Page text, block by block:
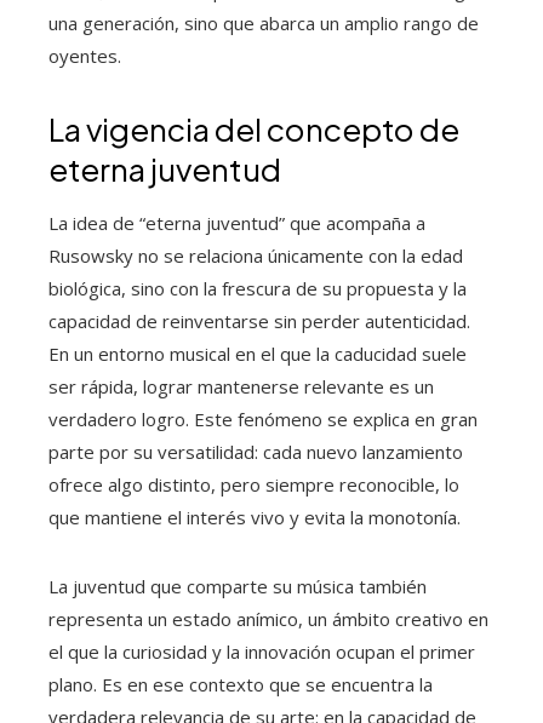
una generación, sino que abarca un amplio rango de
oyentes.
La vigencia del concepto de
eterna juventud
La idea de “eterna juventud” que acompaña a
Rusowsky no se relaciona únicamente con la edad
biológica, sino con la frescura de su propuesta y la
capacidad de reinventarse sin perder autenticidad.
En un entorno musical en el que la caducidad suele
ser rápida, lograr mantenerse relevante es un
verdadero logro. Este fenómeno se explica en gran
parte por su versatilidad: cada nuevo lanzamiento
ofrece algo distinto, pero siempre reconocible, lo
que mantiene el interés vivo y evita la monotonía.
La juventud que comparte su música también
representa un estado anímico, un ámbito creativo en
el que la curiosidad y la innovación ocupan el primer
plano. Es en ese contexto que se encuentra la
verdadera relevancia de su arte: en la capacidad de